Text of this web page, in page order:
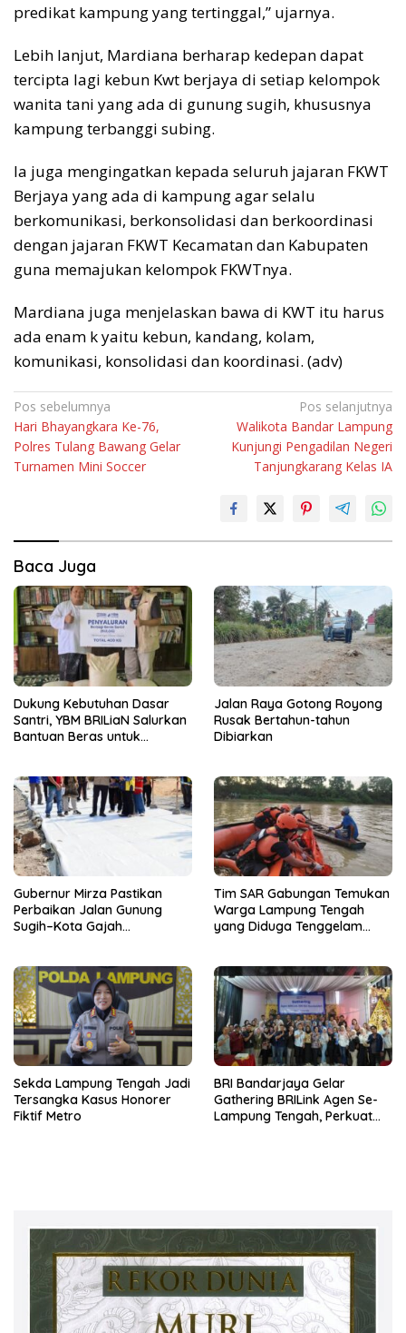
predikat kampung yang tertinggal,” ujarnya.
Lebih lanjut, Mardiana berharap kedepan dapat
tercipta lagi kebun Kwt berjaya di setiap kelompok
wanita tani yang ada di gunung sugih, khususnya
kampung terbanggi subing.
Ia juga mengingatkan kepada seluruh jajaran FKWT
Berjaya yang ada di kampung agar selalu
berkomunikasi, berkonsolidasi dan berkoordinasi
dengan jajaran FKWT Kecamatan dan Kabupaten
guna memajukan kelompok FKWTnya.
Mardiana juga menjelaskan bawa di KWT itu harus
ada enam k yaitu kebun, kandang, kolam,
komunikasi, konsolidasi dan koordinasi. (adv)
Navigasi
pos
Pos sebelumnya
Hari Bhayangkara Ke-76,
Polres Tulang Bawang Gelar
Turnamen Mini Soccer
Pos selanjutnya
Walikota Bandar Lampung
Kunjungi Pengadilan Negeri
Tanjungkarang Kelas IA
Baca Juga
Dukung Kebutuhan Dasar
Santri, YBM BRILiaN Salurkan
Bantuan Beras untuk
Jalan Raya Gotong Royong
Rusak Bertahun-tahun
Dibiarkan
Gubernur Mirza Pastikan
Perbaikan Jalan Gunung
Sugih–Kota Gajah
Tim SAR Gabungan Temukan
Warga Lampung Tengah
yang Diduga Tenggelam
Sekda Lampung Tengah Jadi
Tersangka Kasus Honorer
Fiktif Metro
BRI Bandarjaya Gelar
Gathering BRILink Agen Se-
Lampung Tengah, Perkuat